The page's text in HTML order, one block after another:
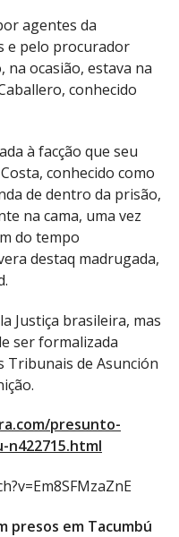
agentes da
e pelo procurador
na ocasião, estava na
conhecido
à facção que seu
conhecido como
de dentro da prisão,
na cama, uma vez
do tempo
destaq madrugada,
Justiça brasileira, mas
ser formalizada
Tribunais de Asunción
presunto-
n422715.html
presos em Tacumbú